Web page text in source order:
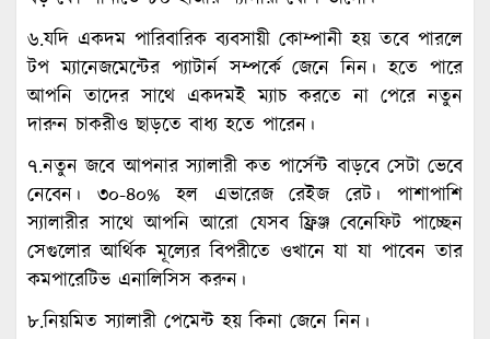
৬.যদি একদম পারিবারিক ব্যবসায়ী কোম্পানী হয় তবে পারলে
টপ ম্যানেজমেন্টের প্যাটার্ন সম্পর্কে জেনে নিন। হতে পারে
আপনি তাদের সাথে একদমই ম্যাচ করতে না পেরে নতুন
দারুন চাকরীও ছাড়তে বাধ্য হতে পারেন।
৭.নতুন জবে আপনার স্যালারী কত পার্সেন্ট বাড়বে সেটা ভেবে
নেবেন। ৩০-৪০% হল এভারেজ রেইজ রেট। পাশাপাশি
স্যালারীর সাথে আপনি আরো যেসব ফ্রিঞ্জ বেনেফিট পাচ্ছেন
সেগুলোর আর্থিক মূল্যের বিপরীতে ওখানে যা যা পাবেন তার
কমপারেটিভ এনালিসিস করুন।
৮.নিয়মিত স্যালারী পেমেন্ট হয় কিনা জেনে নিন।